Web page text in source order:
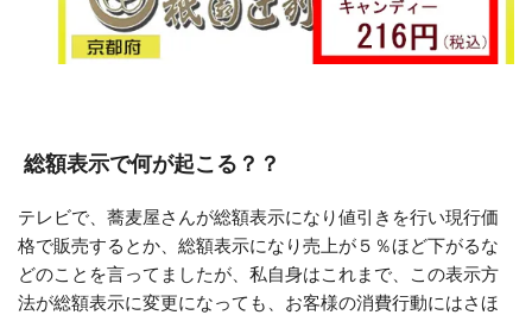
総額表示で何が起こる？？
テレビで、蕎麦屋さんが総額表示になり値引きを行い現行価
格で販売するとか、総額表示になり売上が５％ほど下がるな
どのことを言ってましたが、私自身はこれまで、この表示方
法が総額表示に変更になっても、お客様の消費行動にはさほ